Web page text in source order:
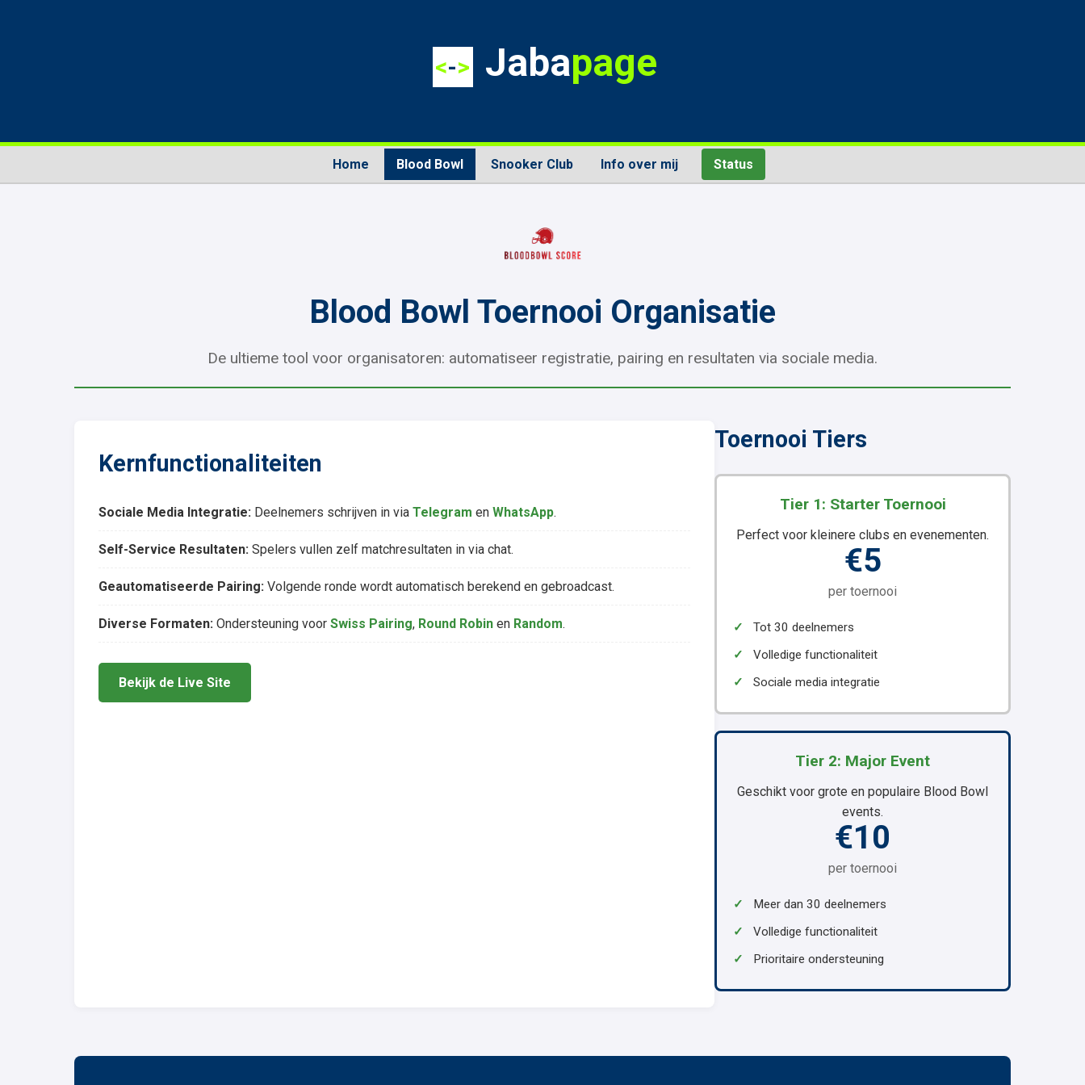
<-> Jabapage
Home Blood Bowl Snooker Club Info over mij Status
Blood Bowl Toernooi Organisatie
De ultieme tool voor organisatoren: automatiseer registratie, pairing en resultaten via sociale media.
Kernfunctionaliteiten
Sociale Media Integratie: Deelnemers schrijven in via Telegram en WhatsApp.
Self-Service Resultaten: Spelers vullen zelf matchresultaten in via chat.
Geautomatiseerde Pairing: Volgende ronde wordt automatisch berekend en gebroadcast.
Diverse Formaten: Ondersteuning voor Swiss Pairing, Round Robin en Random.
Bekijk de Live Site
Toernooi Tiers
Tier 1: Starter Toernooi
Perfect voor kleinere clubs en evenementen.
€5
per toernooi
✓
Tot 30 deelnemers
✓
Volledige functionaliteit
✓
Sociale media integratie
Tier 2: Major Event
Geschikt voor grote en populaire Blood Bowl
events.
€10
per toernooi
✓
Meer dan 30 deelnemers
✓
Volledige functionaliteit
✓
Prioritaire ondersteuning